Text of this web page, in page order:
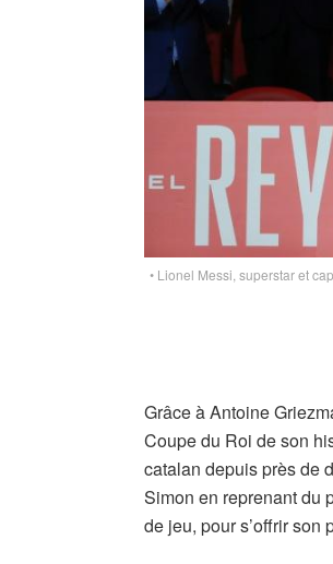
• Lionel Messi, superstar et
Grâce à Antoine
Coupe du Roi de son
catalan depuis près de
Simon en reprenant du
de jeu, pour s’offrir son